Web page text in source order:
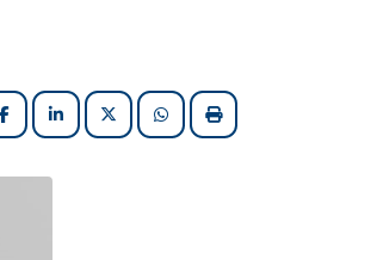
FacebookLinkedInX (formerly Twitter)Imprimir matéria